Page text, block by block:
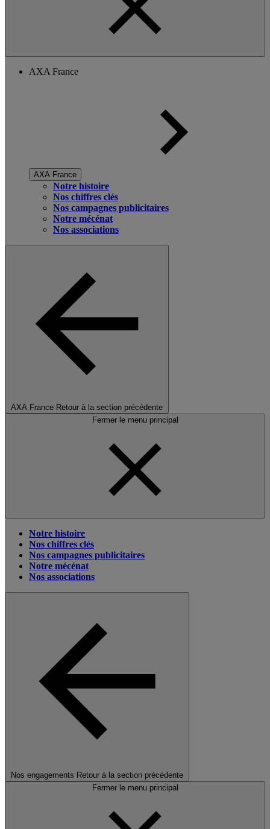
AXA France
AXA France
Notre histoire
Nos chiffres clés
Nos campagnes publicitaires
Notre mécénat
Nos associations
AXA France Retour à la section précédente
Fermer le menu principal
Notre histoire
Nos chiffres clés
Nos campagnes publicitaires
Notre mécénat
Nos associations
Nos engagements Retour à la section précédente
Fermer le menu principal